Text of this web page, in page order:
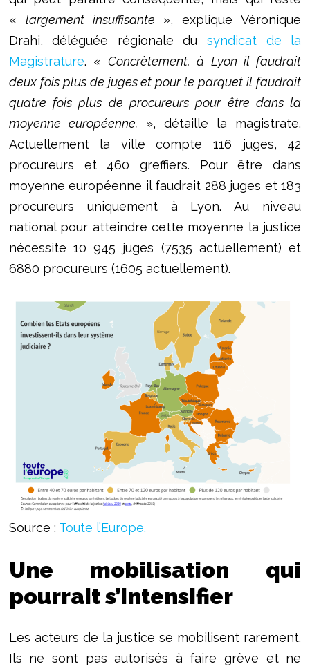
« largement insuffisante », explique Véronique
Drahi, déléguée régionale dusyndicat de la
Magistrature. «Concrètement, à Lyon il faudrait
deux fois plus de juges et pour le parquet il faudrait
quatre fois plus de procureurs pour être dans la
moyenne européenne. », détaille la magistrate.
Actuellement la ville compte 116 juges, 42
procureurs et 460 greffiers. Pour être dans
moyenne européenne il faudrait 288 juges et 183
procureurs uniquement à Lyon. Au niveau
national pour atteindre cette moyenne la justice
nécessite 10 945 juges (7535 actuellement) et
6880 procureurs (1605 actuellement).
Source : Toute l’Europe.
Une mobilisation qui
pourrait s’intensifier
Les acteurs de la justice se mobilisent rarement.
Ils ne sont pas autorisés à faire grève et ne